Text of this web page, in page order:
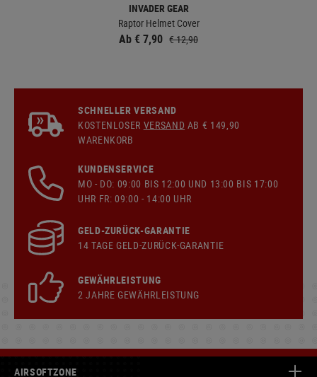
INVADER GEAR
Raptor Helmet Cover
Ab € 7,90 € 12,90
SCHNELLER VERSAND
KOSTENLOSER VERSAND AB € 149,90
WARENKORB
KUNDENSERVICE
MO - DO: 09:00 BIS 12:00 UND 13:00 BIS 17:00
UHR FR: 09:00 - 14:00 UHR
GELD-ZURÜCK-GARANTIE
14 TAGE GELD-ZURÜCK-GARANTIE
GEWÄHRLEISTUNG
2 JAHRE GEWÄHRLEISTUNG
AIRSOFTZONE